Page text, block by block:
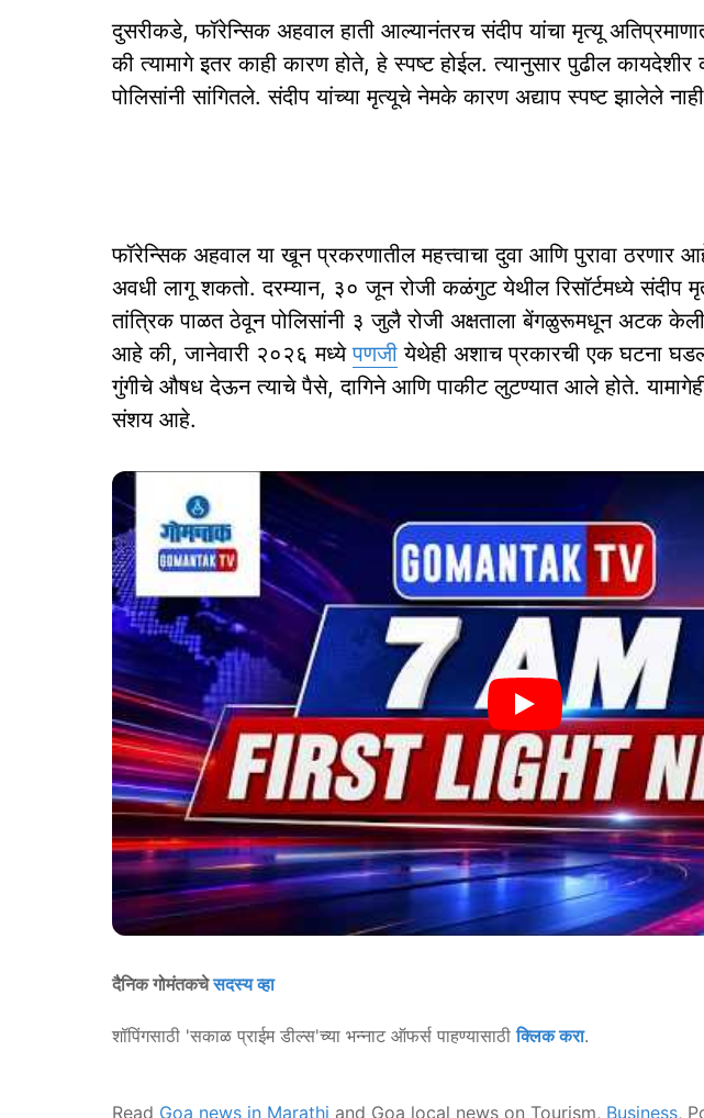
दुसरीकडे, फॉरेन्सिक अहवाल हाती आल्यानंतरच संदीप यांचा मृत्यू
की त्यामागे इतर काही कारण होते, हे स्पष्ट होईल. त्यानुसार पुढील
पोलिसांनी सांगितले. संदीप यांच्या मृत्यूचे नेमके कारण अद्याप स्पष्ट झालेले
फॉरेन्सिक अहवाल या खून प्रकरणातील महत्त्वाचा दुवा आणि पुरावा ठरणार
अवधी लागू शकतो. दरम्यान, ३० जून रोजी कळंगुट येथील रिसॉर्टमध्ये संदीप
तांत्रिक पाळत ठेवून पोलिसांनी ३ जुलै रोजी अक्षताला बेंगळुरूमधून अटक
आहे की, जानेवारी २०२६ मध्येपणजी येथेही अशाच प्रकारची एक घटना
गुंगीचे औषध देऊन त्याचे पैसे, दागिने आणि पाकीट लुटण्यात आले होते.
संशय आहे.
दैनिक गोमंतकचेसदस्य व्हा
शॉपिंगसाठी 'सकाळ प्राईम डील्स'च्या भन्नाट ऑफर्स पाहण्यासाठीक्लिक करा.
Read Goa news in Marathi and Goa local news on Tourism, Business,